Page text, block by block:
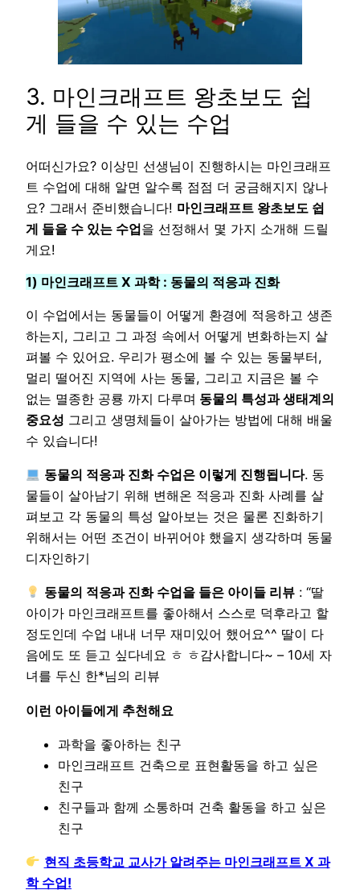
3. 마인크래프트 왕초보도 쉽
게 들을 수 있는 수업
어떠신가요? 이상민 선생님이 진행하시는 마인크래프
트 수업에 대해 알면 알수록 점점 더 궁금해지지 않나
요? 그래서 준비했습니다! 마인크래프트 왕초보도 쉽
게 들을 수 있는 수업을 선정해서 몇 가지 소개해 드릴
게요!
1) 마인크래프트 X 과학 : 동물의 적응과 진화
이 수업에서는 동물들이 어떻게 환경에 적응하고 생존
하는지, 그리고 그 과정 속에서 어떻게 변화하는지 살
펴볼 수 있어요. 우리가 평소에 볼 수 있는 동물부터,
멀리 떨어진 지역에 사는 동물, 그리고 지금은 볼 수
없는 멸종한 공룡 까지 다루며 동물의 특성과 생태계의
중요성 그리고 생명체들이 살아가는 방법에 대해 배울
수 있습니다!
동물의 적응과 진화 수업은 이렇게 진행됩니다. 동
물들이 살아남기 위해 변해온 적응과 진화 사례를 살
펴보고 각 동물의 특성 알아보는 것은 물론 진화하기
위해서는 어떤 조건이 바뀌어야 했을지 생각하며 동물
디자인하기
동물의 적응과 진화 수업을 들은 아이들 리뷰: “딸
아이가 마인크래프트를 좋아해서 스스로 덕후라고 할
정도인데 수업 내내 너무 재미있어 했어요^^ 딸이 다
음에도 또 듣고 싶다네요 ㅎ ㅎ감사합니다~ – 10세 자
녀를 두신 한*님의 리뷰
이런 아이들에게 추천해요
과학을 좋아하는 친구
마인크래프트 건축으로 표현활동을 하고 싶은
친구
친구들과 함께 소통하며 건축 활동을 하고 싶은
친구
현직 초등학교 교사가 알려주는 마인크래프트 X 과
학 수업!